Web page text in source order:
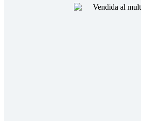
Hombre lobo Mafia